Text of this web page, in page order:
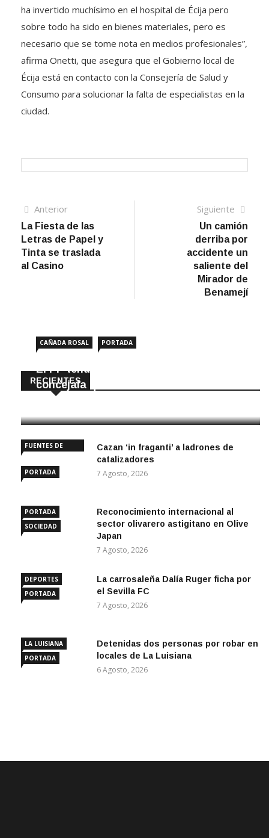
ha invertido muchísimo en el hospital de Écija pero
sobre todo ha sido en bienes materiales, pero es
necesario que se tome nota en medios profesionales”,
afirma Onetti, que asegura que el Gobierno local de
Écija está en contacto con la Consejería de Salud y
Consumo para solucionar la falta de especialistas en la
ciudad.
Navegación
de
entradas
AnteriorArtículo
anterior
La Fiesta de las
Letras de Papel y
Tinta se traslada
al Casino
Siguiente
Un camión
derriba por
accidente un
saliente del
Mirador de
Benamejí
RECIENTES
CAÑADA ROSAL PORTADA
El PP tendrá en Cañada Rosal una
concejala que no iba en la lista
FUENTES DE
PORTADA
Cazan ‘in fraganti’ a ladrones de
catalizadores
7 Agosto, 2026
PORTADA
SOCIEDAD
Reconocimiento internacional al
sector olivarero astigitano en Olive
Japan
7 Agosto, 2026
DEPORTES
PORTADA
La carrosaleña Dalía Ruger ficha por
el Sevilla FC
7 Agosto, 2026
LA LUISIANA
PORTADA
Detenidas dos personas por robar en
locales de La Luisiana
6 Agosto, 2026